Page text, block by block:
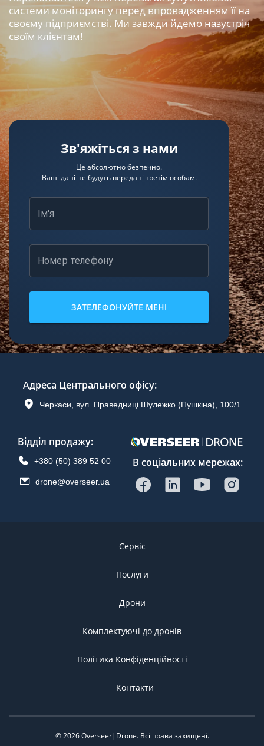
системи моніторингу перед впровадженням її на
своєму підприємстві. Ми завжди йдемо назустріч
своїм клієнтам!
Зв'яжіться з нами
Це абсолютно безпечно.
Ваші дані не будуть передані третім особам.
Ім'я
Номер телефону
ЗАТЕЛЕФОНУЙТЕ МЕНІ
В соціальних мережах:
Адреса Центрального офісу:
Черкаси, вул. Праведниці Шулежко (Пушкіна), 100/1
Відділ продажу:
+380 (50) 389 52 00
drone@overseer.ua
Сервіс
Послуги
Дрони
Комплектуючі до дронів
Політика Конфіденційності
Контакти
©2026Overseer|Drone. Всі права захищені.